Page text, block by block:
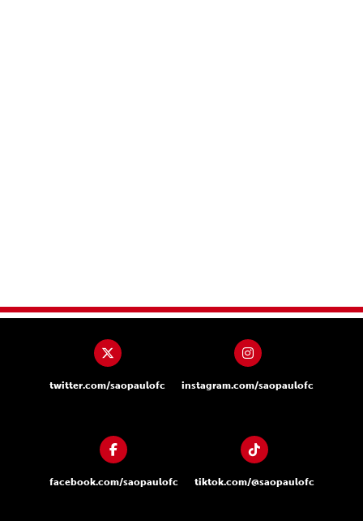
twitter.com/saopaulofc instagram.com/saopaulofc
facebook.com/saopaulofc tiktok.com/@saopaulofc